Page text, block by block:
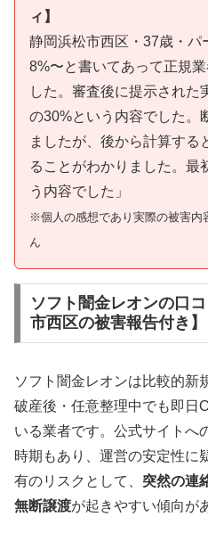
ィ】
静岡浜松市西区・37歳・パ
8%〜と書いてあって正規
した。審査後に提示された
の30%という内容でした。
ましたが、後から計算する
ることがわかりました。最
う内容でした」
※個人の感想であり実際の被害内
ん
ソフト闇金レオンの口
市西区の被害報告付き】
ソフト闇金レオンは比較的新
破産後・任意整理中でも即日
いる業者です。公式サイトへ
時期もあり、運営の安定性に
有のリスクとして、 突然の連
無断譲渡が起きやすい傾向が